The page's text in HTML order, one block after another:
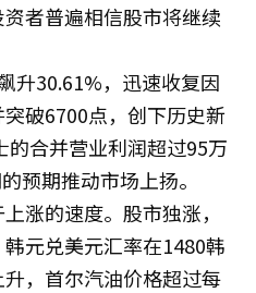
者普遍相信股市将继续
升30.61%，迅速收复因
破6700点，创下历史新
的合并营业利润超过95万
预期推动市场上扬。
涨的速度。股市独涨，
元兑美元汇率在1480韩
，首尔汽油价格超过每